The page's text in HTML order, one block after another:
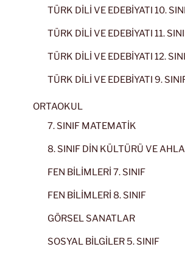
TÜRK DİLİ VE EDEBİYATI 10.
TÜRK DİLİ VE EDEBİYATI 11.
TÜRK DİLİ VE EDEBİYATI 12.
TÜRK DİLİ VE EDEBİYATI 9.
ORTAOKUL
7. SINIF MATEMATİK
8. SINIF DİN KÜLTÜRÜ VE
FEN BİLİMLERİ 7. SINIF
FEN BİLİMLERİ 8. SINIF
GÖRSEL SANATLAR
SOSYAL BİLGİLER 5. SINIF